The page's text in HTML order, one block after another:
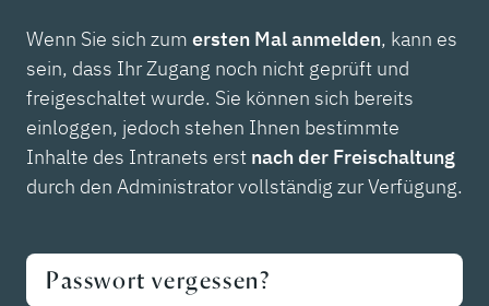
Wenn Sie sich zum ersten Mal anmelden, kann es
sein, dass Ihr Zugang noch nicht geprüft und
freigeschaltet wurde. Sie können sich bereits
einloggen, jedoch stehen Ihnen bestimmte
Inhalte des Intranets erst nach der Freischaltung
durch den Administrator vollständig zur Verfügung.
Passwort vergessen?